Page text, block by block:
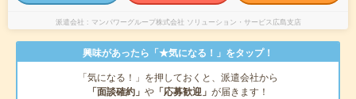
派遣会社 マンパワーグループ株式会社 ソリューション・サービス広島支店
興味があったら「★気になる！」をタップ！
「気になる！」を押しておくと、派遣会社から
「面談確約」 や 「応募歓迎」 が届きます！